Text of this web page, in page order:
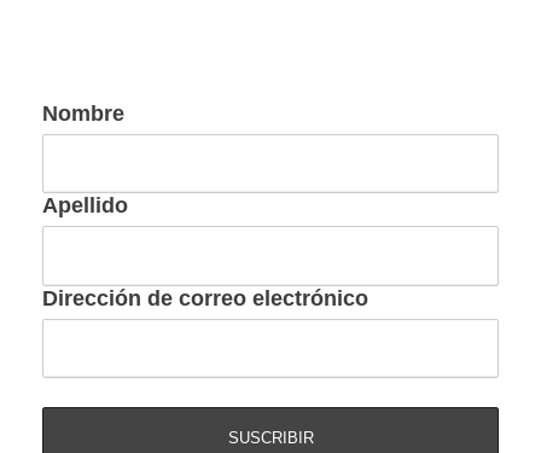
Nombre
Apellido
Dirección de correo electrónico